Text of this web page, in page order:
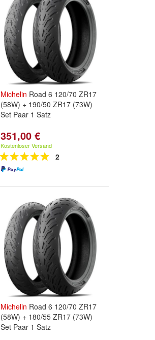
Michelin Road 6 120/70 ZR17
(58W) + 190/50 ZR17 (73W)
Set Paar 1 Satz
351,00 €
Kostenloser Versand
2
Michelin Road 6 120/70 ZR17
(58W) + 180/55 ZR17 (73W)
Set Paar 1 Satz